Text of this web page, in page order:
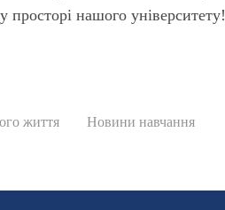
просторі нашого університету!
життя Новини навчання